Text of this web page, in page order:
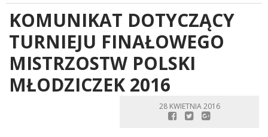
KOMUNIKAT DOTYCZĄCY
TURNIEJU FINAŁOWEGO
MISTRZOSTW POLSKI
MŁODZICZEK 2016
28 KWIETNIA 2016